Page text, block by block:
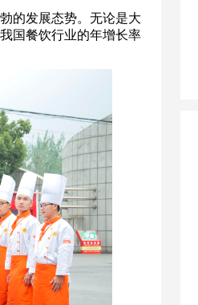
的发展态势。无论是大
国餐饮行业的年增长率